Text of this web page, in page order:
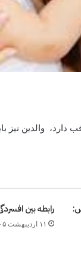
دارد، والدین نیز
رابطه بین
۱۱ اردیبهشت ۱۴۰۵